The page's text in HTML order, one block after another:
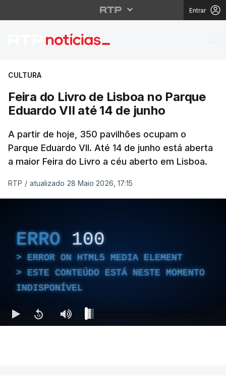
Entrar
Feira do Livro de
CULTURA
Feira do Livro de Lisboa no Parque
Eduardo VII até 14 de junho
A partir de hoje, 350 pavilhões ocupam o
Parque Eduardo VII. Até 14 de junho está aberta
a maior Feira do Livro a céu aberto em Lisboa.
RTP / atualizado 28 Maio 2026, 17:15
ERRO 100
ERROR ON HTML5 MEDIA ELEMENT
ESTE CONTEÚDO ESTÁ NESTE MOMENTO
INDISPONÍVEL